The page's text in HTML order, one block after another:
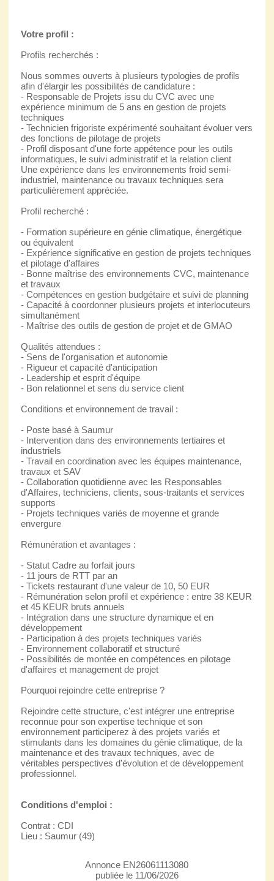
Votre profil :
Profils recherchés :
Nous sommes ouverts à plusieurs typologies de profils
afin d'élargir les possibilités de candidature :
- Responsable de Projets issu du CVC avec une
expérience minimum de 5 ans en gestion de projets
techniques
- Technicien frigoriste expérimenté souhaitant évoluer vers
des fonctions de pilotage de projets
- Profil disposant d'une forte appétence pour les outils
informatiques, le suivi administratif et la relation client
Une expérience dans les environnements froid semi-
industriel, maintenance ou travaux techniques sera
particulièrement appréciée.
Profil recherché :
- Formation supérieure en génie climatique, énergétique
ou équivalent
- Expérience significative en gestion de projets techniques
et pilotage d'affaires
- Bonne maîtrise des environnements CVC, maintenance
et travaux
- Compétences en gestion budgétaire et suivi de planning
- Capacité à coordonner plusieurs projets et interlocuteurs
simultanément
- Maîtrise des outils de gestion de projet et de GMAO
Qualités attendues :
- Sens de l'organisation et autonomie
- Rigueur et capacité d'anticipation
- Leadership et esprit d'équipe
- Bon relationnel et sens du service client
Conditions et environnement de travail :
- Poste basé à Saumur
- Intervention dans des environnements tertiaires et
industriels
- Travail en coordination avec les équipes maintenance,
travaux et SAV
- Collaboration quotidienne avec les Responsables
d'Affaires, techniciens, clients, sous-traitants et services
supports
- Projets techniques variés de moyenne et grande
envergure
Rémunération et avantages :
- Statut Cadre au forfait jours
- 11 jours de RTT par an
- Tickets restaurant d'une valeur de 10, 50 EUR
- Rémunération selon profil et expérience : entre 38 KEUR
et 45 KEUR bruts annuels
- Intégration dans une structure dynamique et en
développement
- Participation à des projets techniques variés
- Environnement collaboratif et structuré
- Possibilités de montée en compétences en pilotage
d'affaires et management de projet
Pourquoi rejoindre cette entreprise ?
Rejoindre cette structure, c'est intégrer une entreprise
reconnue pour son expertise technique et son
environnement participerez à des projets variés et
stimulants dans les domaines du génie climatique, de la
maintenance et des travaux techniques, avec de
véritables perspectives d'évolution et de développement
professionnel.
Conditions d'emploi :
Contrat : CDI
Lieu : Saumur (49)
Annonce EN26061113080
publiée le 11/06/2026